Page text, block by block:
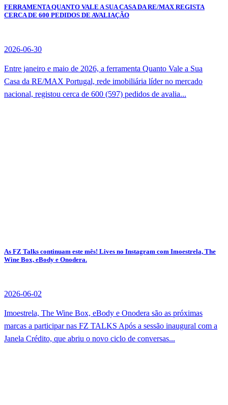
FERRAMENTA QUANTO VALE A SUA CASA DA RE/MAX REGISTA
CERCA DE 600 PEDIDOS DE AVALIAÇÃO
2026-06-30
Entre janeiro e maio de 2026, a ferramenta Quanto Vale a Sua
Casa da RE/MAX Portugal, rede imobiliária líder no mercado
nacional, registou cerca de 600 (597) pedidos de avalia...
As FZ Talks continuam este mês! Lives no Instagram com Imoestrela, The
Wine Box, eBody e Onodera.
2026-06-02
Imoestrela, The Wine Box, eBody e Onodera são as próximas
marcas a participar nas FZ TALKS Após a sessão inaugural com a
Janela Crédito, que abriu o novo ciclo de conversas...